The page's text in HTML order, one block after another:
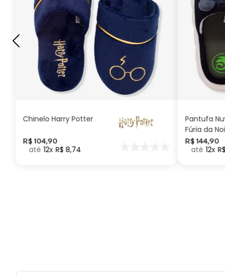
Chinelo Harry Potter
R$ 104,90
12 R$ 8,74
G GG M P
ADICIONAR AO
CARRINHO
Pantufa
Fúria da
Como
seu Dragão
R$ 144,90
12 R$